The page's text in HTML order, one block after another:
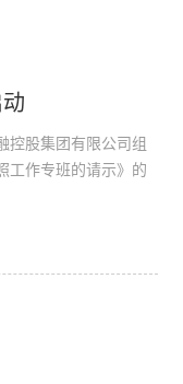
控股集团有限公司组
工作专班的请示》的